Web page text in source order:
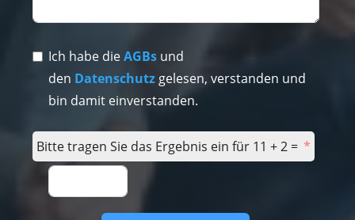
Ich habe dieAGBs und
den Datenschutzgelesen, verstanden und
bin damit einverstanden.
Bitte tragen Sie das Ergebnis ein für 11 + 2 =